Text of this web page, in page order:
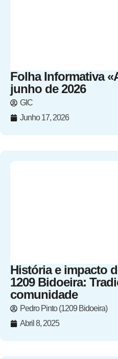
Folha Informativa
junho de 2026
GIC
Junho 17, 2026
História e impacto
1209 Bidoeira:
comunidade
Pedro Pinto (1209 Bidoeira)
Abril 8, 2025